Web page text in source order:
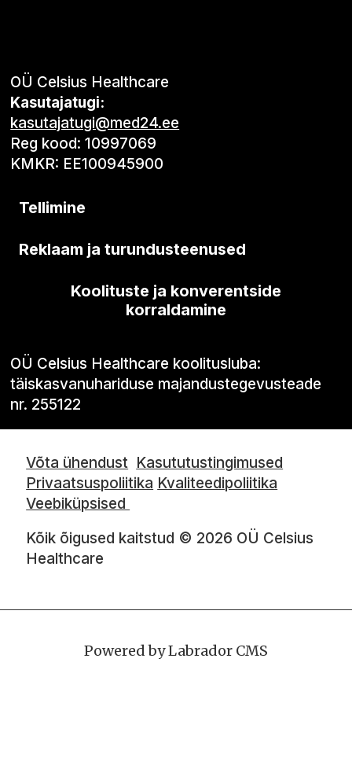
OÜ Celsius Healthcare
Kasutajatugi:
kasutajatugi@med24.ee
Reg kood: 10997069
KMKR: EE100945900
Tellimine
Reklaam ja turundusteenused
Koolituste ja konverentside
korraldamine
OÜ Celsius Healthcare koolitusluba:
täiskasvanuhariduse majandustegevusteade
nr. 255122
Võta ühendust Kasututustingimused
Privaatsuspoliitika Kvaliteedipoliitika
Veebiküpsised
Kõik õigused kaitstud © 2026 OÜ Celsius
Healthcare
Powered by Labrador CMS